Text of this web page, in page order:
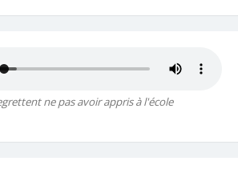
ne pas avoir appris à l'école